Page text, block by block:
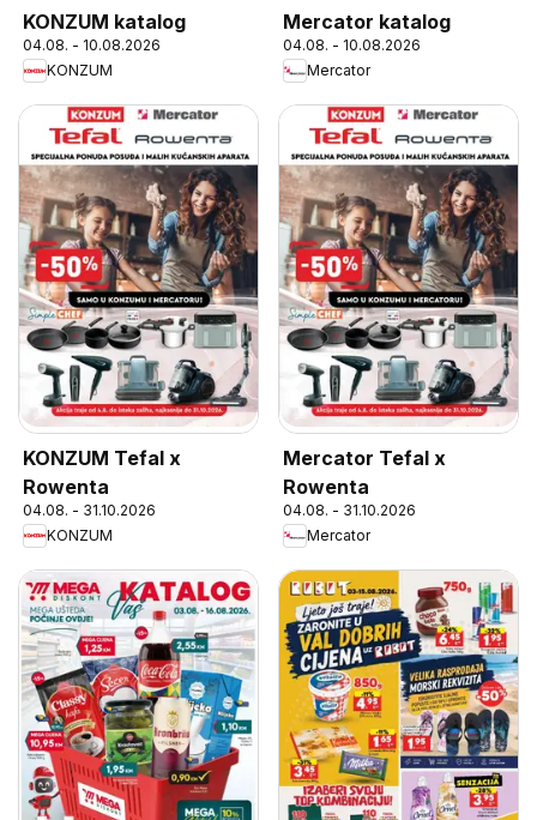
KONZUM katalog
04.08. - 10.08.2026
KONZUM
Mercator katalog
04.08. - 10.08.2026
Mercator
KONZUM Tefal x
Rowenta
04.08. - 31.10.2026
KONZUM
Mercator Tefal x
Rowenta
04.08. - 31.10.2026
Mercator